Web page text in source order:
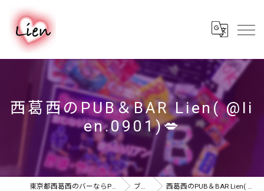
西葛西のPUB＆BAR Lien( @li
en.0901)💋
東京都西葛西のバーならPUB & BAR Lien ブログ 西葛西のPUB＆BAR Lien( @lien.0901)💋